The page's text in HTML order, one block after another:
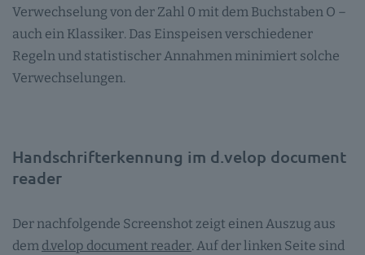
Verwechselung von der Zahl 0 mit dem Buchstaben O –
auch ein Klassiker. Das Einspeisen verschiedener
Regeln und statistischer Annahmen minimiert solche
Verwechselungen.
Handschrifterkennung im d.velop document
reader
Der nachfolgende Screenshot zeigt einen Auszug aus
dem d.velop document reader. Auf der linken Seite sind